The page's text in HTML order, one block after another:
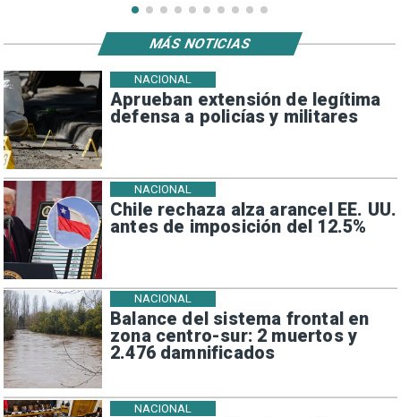
Aprueban extensión de legítima
defensa a policías y militares
NACIONAL
Chile rechaza alza arancel EE. UU.
antes de imposición del 12.5%
NACIONAL
Balance del sistema frontal en
zona centro-sur: 2 muertos y
2.476 damnificados
NACIONAL
NACIONAL
MÁS NOTICIAS